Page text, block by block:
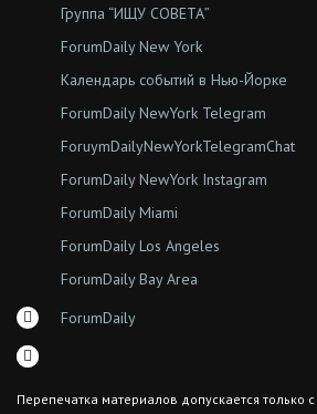
Группа “ИЩУ СОВЕТА”
ForumDaily New York
Календарь событий в Нью-Йорке
ForumDaily NewYork Telegram
ForuymDailyNewYorkTelegramChat
ForumDaily NewYork Instagram
ForumDaily Miami
ForumDaily Los Angeles
ForumDaily Bay Area
ForumDaily
Перепечатка материалов допускается только